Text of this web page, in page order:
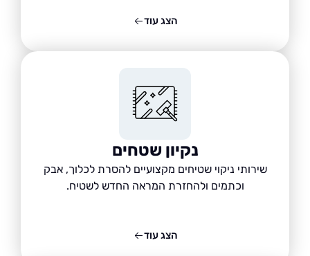
נקיון שטחים
שירותי ניקוי שטיחים מקצועיים להסרת לכלוך, אבק
וכתמים ולהחזרת המראה החדש לשטיח.